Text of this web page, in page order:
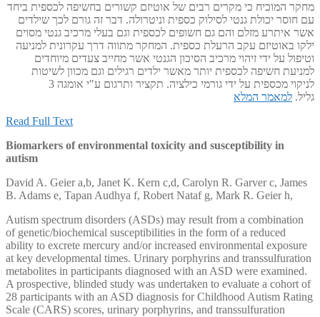
מחקר המוכיח כי מקרים רבים של אוטיזם קשורים בחשיפה לכספית ביחד
עם חוסר יכולת גנטי לסילוק כספית וניטרולה. דבר זה גורם לכך שילדים
אשר איתרע מזלם והם גם חשופים לכספית וגם בעלי מרכיב גנטי מסוים
ילקו באוטיזם עקב הרעלת כספית. המחקר מתווה דרך עקרונית למניעה
וטיפול על ידי זיהוי מרכיב הסיכון הגנטי אשר מחייב צעדים מיוחדים
למניעת חשיפה לכספית יותר מאשר ילדים רגילים וגם מכוון לשיטות
לניקוי מכספית על ידי גורמי כילציה. תקציר ותרגום ע"י אומגה 3
גליל. למאמר המלא
Read Full Text
Biomarkers of environmental toxicity and susceptibility in
autism
David A. Geier a,b, Janet K. Kern c,d, Carolyn R. Garver c, James
B. Adams e, Tapan Audhya f, Robert Nataf g, Mark R. Geier h,
Autism spectrum disorders (ASDs) may result from a combination
of genetic/biochemical susceptibilities in the form of a reduced
ability to excrete mercury and/or increased environmental exposure
at key developmental times. Urinary porphyrins and transsulfuration
metabolites in participants diagnosed with an ASD were examined.
A prospective, blinded study was undertaken to evaluate a cohort of
28 participants with an ASD diagnosis for Childhood Autism Rating
Scale (CARS) scores, urinary porphyrins, and transsulfuration